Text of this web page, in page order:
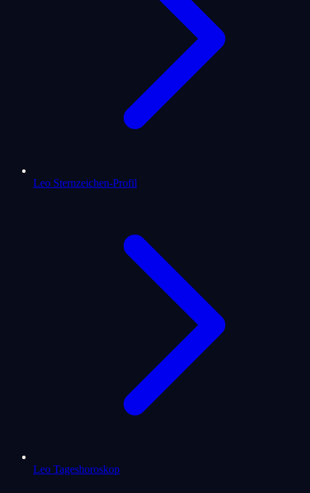
Leo Sternzeichen-Profil
Leo Tageshoroskop